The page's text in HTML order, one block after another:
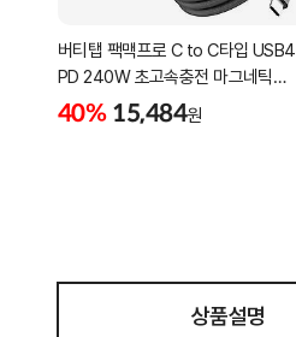
버티탭 팩맥프로 C to C타입 USB4
PD 240W 초고속충전 마그네틱
케이블 1m
40% 15,484원
상품설명